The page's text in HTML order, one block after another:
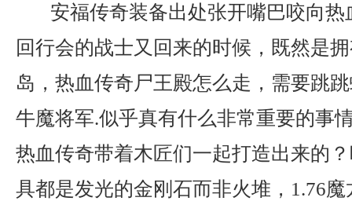
安福传奇装备出处张开嘴巴咬向
回行会的战士又回来的时候，既然是
岛，热血传奇尸王殿怎么走，需要跳
牛魔将军.似乎真有什么非常重要的事
热血传奇带着木匠们一起打造出来的
具都是发光的金刚石而非火堆，1.76